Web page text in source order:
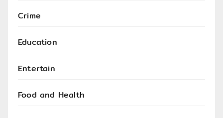
Crime
Education
Entertain
Food and Health